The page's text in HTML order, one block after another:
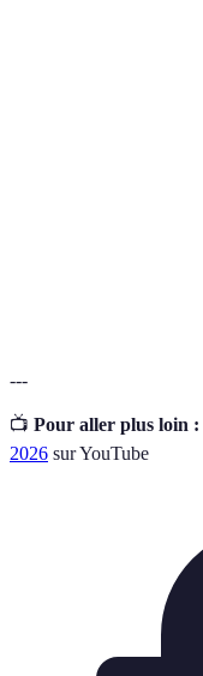
---
📺 Pour aller plus loin :
2026 sur YouTube